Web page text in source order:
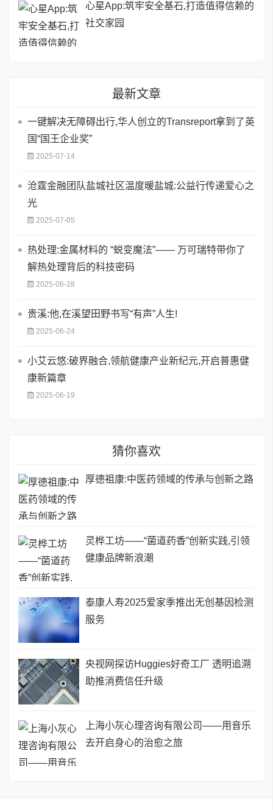
心星App:筑牢安全基石,打造值得信赖的
社交家园
最新文章
一键解决无障碍出行,华人创立的Transreport拿到了英
国“国王企业奖”
2025-07-14
沧霆金融团队盐城社区温度暖盐城:公益行传递爱心之
光
2025-07-05
热处理:金属材料的 “蜕变魔法”—— 万可瑞特带你了
解热处理背后的科技密码
2025-06-28
贵溪:他,在溪望田野书写“有声”人生!
2025-06-24
⼩艾云悠:破界融合,领航健康产业新纪元,开启普惠健
康新篇章
2025-06-19
猜你喜欢
厚德祖康:中医药领域的传承与创新之路
灵桦工坊——“菌道药香”创新实践,引领
健康品牌新浪潮
泰康人寿2025爱家季推出无创基因检测
服务
央视网探访Huggies好奇工厂 透明追溯
助推消费信任升级
上海小灰心理咨询有限公司——用音乐
去开启身心的治愈之旅